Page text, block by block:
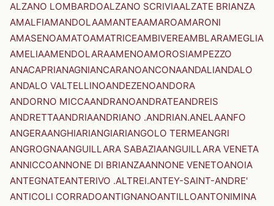
ALZANO LOMBARDOALZANO SCRIVIAALZATE BRIANZA
AMALFIAMANDOLAAMANTEAAMAROAMARONI
AMASENOAMATOAMATRICEAMBIVEREAMBLARAMEGLIA
AMELIAAMENDOLARAAMENOAMOROSIAMPEZZO
ANACAPRIANAGNIANCARANOANCONAANDALIANDALO
ANDALO VALTELLINOANDEZENOANDORA
ANDORNO MICCAANDRANOANDRATEANDREIS
ANDRETTAANDRIAANDRIANO .ANDRIAN.ANELAANFO
ANGERAANGHIARIANGIARIANGOLO TERMEANGRI
ANGROGNAANGUILLARA SABAZIAANGUILLARA VENETA
ANNICCOANNONE DI BRIANZAANNONE VENETOANOIA
ANTEGNATEANTERIVO .ALTREI.ANTEY-SAINT-ANDRE'
ANTICOLI CORRADOANTIGNANOANTILLOANTONIMINA